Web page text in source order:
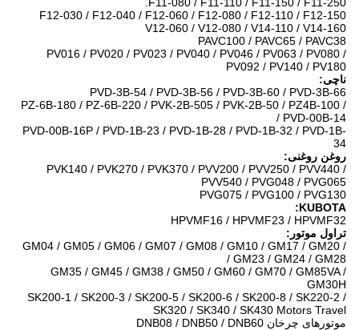
F12-030 / F12-040 / F12-060 / F12-080 / F12-110 / F12-150
V12-060 / V12-080 / V14-110 / V14-160
PAVC100 / PAVC65 / PAVC38
PV016 / PV020 / PV023 / PV040 / PV046 / PV063 / PV080 /
PV092 / PV140 / PV180
ناچی:
PVD-3B-54 / PVD-3B-56 / PVD-3B-60 / PVD-3B-66
PZ-6B-180 / PZ-6B-220 / PVK-2B-505 / PVK-2B-50 / PZ4B-100 /
PVD-00B-14 /
PVD-00B-16P / PVD-1B-23 / PVD-1B-28 / PVD-1B-32 / PVD-1B-
34
روغن روغنی:
PVK140 / PVK270 / PVK370 / PVV200 / PVV250 / PVV440 /
PVV540 / PVG048 / PVG065
PVG075 / PVG100 / PVG130
KUBOTA:
HPVMF16 / HPVMF23 / HPVMF32
تراول موتور:
GM04 / GM05 / GM06 / GM07 / GM08 / GM10 / GM17 / GM20 /
GM23 / GM24 / GM28 /
GM35 / GM45 / GM38 / GM50 / GM60 / GM70 / GM85VA /
GM30H
SK200-1 / SK200-3 / SK200-5 / SK200-6 / SK200-8 / SK220-2 /
SK320 / SK340 / SK430 Motors Travel
موتورهای چرخان DNB08 / DNB50 / DNB60